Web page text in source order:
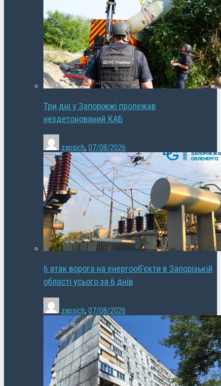
Три дні у Запоріжжі пролежав
нездетонований КАБ
zapsich, 07/08/2026
6 атак ворога на енергооб’єкти в Запорізькій
області усього за 6 днів
zapsich, 07/08/2026